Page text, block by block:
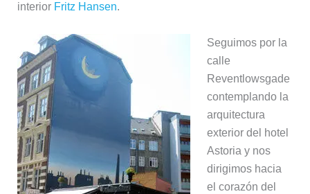
interior Fritz Hansen.
Seguimos por la
calle
Reventlowsgade
contemplando la
arquitectura
exterior del hotel
Astoria y nos
dirigimos hacia
el corazón del